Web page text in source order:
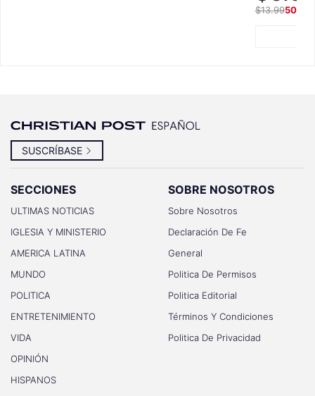
$13.9950%
SUSCRÍBASE
SECCIONES
ULTIMAS NOTICIAS
IGLESIA Y MINISTERIO
AMERICA LATINA
MUNDO
POLITICA
ENTRETENIMIENTO
VIDA
OPINIÓN
HISPANOS
SOBRE NOSOTROS
Sobre Nosotros
Declaración De Fe
General
Politica De Permisos
Politica Editorial
Términos Y Condiciones
Politica De Privacidad